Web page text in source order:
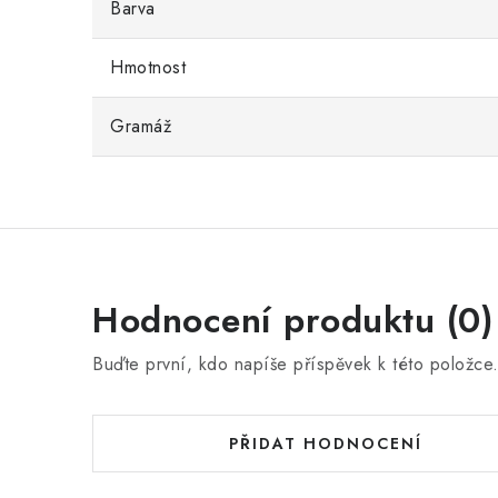
Barva
Hmotnost
Gramáž
Hodnocení produktu (0)
Buďte první, kdo napíše příspěvek k této položce.
PŘIDAT HODNOCENÍ